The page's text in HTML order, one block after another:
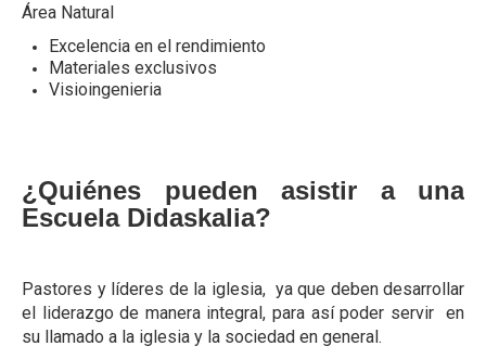
Área Natural
Excelencia en el rendimiento
Materiales exclusivos
Visioingenieria
¿Quiénes pueden asistir a una
Escuela Didaskalia?
Pastores y líderes de la iglesia, ya que deben desarrollar
el liderazgo de manera integral, para así poder servir en
su llamado a la iglesia y la sociedad en general.